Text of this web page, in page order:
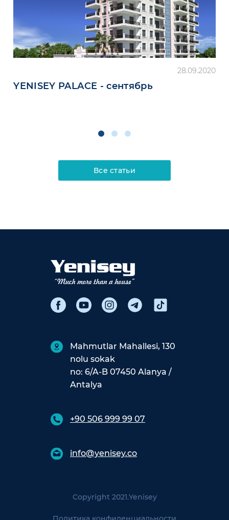
28.09.2020
YENISEY PALACE - сентябрь
Все статьи
Mahmutlar Mahallesi, 130
nolu sokak
no: 6/A-B 07450 Alanya /
Antalya
+90 506 999 99 07
info@yenisey.co
Copyright 2021.Yenisey